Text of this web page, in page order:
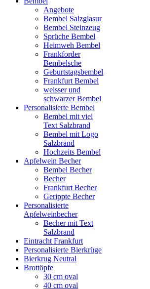
Angebote
Bembel Salzglasur
Bembel Steinzeug
Sprüche Bembel
Heimweh Bembel
Frankforder
Bembelsche
Geburtstagsbembel
Frankfurt Bembel
weisser und
schwarzer Bembel
Personalisierte Bembel
Bembel mit viel
Text Salzbrand
Bembel mit Logo
Salzbrand
Hochzeits Bembel
Apfelwein Becher
Bembel Becher
Becher
Frankfurt Becher
Gerippte Becher
Personalisierte
Apfelweinbecher
Becher mit Text
Salzbrand
Eintracht Frankfurt
Personalisierte Bierkrüge
Bierkrug Neutral
Brottöpfe
30 cm oval
40 cm oval